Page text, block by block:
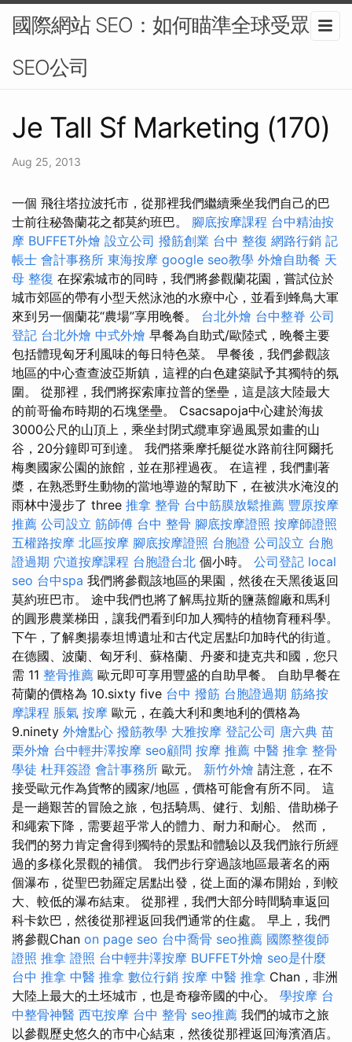
國際網站 SEO：如何瞄準全球受眾-
SEO公司
Je Tall Sf Marketing (170)
Aug 25, 2013
一個 飛往塔拉波托市，從那裡我們繼續乘坐我們自己的巴
士前往秘魯蘭花之都莫約班巴。 腳底按摩課程 台中精油按
摩 BUFFET外燴 設立公司 撥筋創業 台中 整復 網路行銷 記
帳士 會計事務所 東海按摩 google seo教學 外燴自助餐 天
母 整復 在探索城市的同時，我們將參觀蘭花園，嘗試位於
城市郊區的帶有小型天然泳池的水療中心，並看到蜂鳥大軍
來到另一個蘭花“農場”享用晚餐。 台北外燴 台中整脊 公司
登記 台北外燴 中式外燴 早餐為自助式/歐陸式，晚餐主要
包括體現匈牙利風味的每日特色菜。 早餐後，我們參觀該
地區的中心查查波亞斯鎮，這裡的白色建築賦予其獨特的氛
圍。 從那裡，我們將探索庫拉普的堡壘，這是該大陸最大
的前哥倫布時期的石塊堡壘。 Csacsapoja中心建於海拔
3000公尺的山頂上，乘坐封閉式纜車穿過風景如畫的山
谷，20分鐘即可到達。 我們搭乘摩托艇從水路前往阿爾托
梅奧國家公園的旅館，並在那裡過夜。 在這裡，我們劃著
槳，在熟悉野生動物的當地導遊的幫助下，在被洪水淹沒的
雨林中漫步了 three 推拿 整骨 台中筋膜放鬆推薦 豐原按摩
推薦 公司設立 筋師傅 台中 整骨 腳底按摩證照 按摩師證照
五權路按摩 北區按摩 腳底按摩證照 台胞證 公司設立 台胞
證過期 穴道按摩課程 台胞證台北 個小時。 公司登記 local
seo 台中spa 我們將參觀該地區的果園，然後在天黑後返回
莫約班巴市。 途中我們也將了解馬拉斯的鹽蒸餾廠和馬利
的圓形農業梯田，讓我們看到印加人獨特的植物育種科學。
下午，了解奧揚泰坦博遺址和古代定居點印加時代的街道。
在德國、波蘭、匈牙利、蘇格蘭、丹麥和捷克共和國，您只
需 11 整骨推薦 歐元即可享用豐盛的自助早餐。 自助早餐在
荷蘭的價格為 10.sixty five 台中 撥筋 台胞證過期 筋絡按
摩課程 脹氣 按摩 歐元，在義大利和奧地利的價格為
9.ninety 外燴點心 撥筋教學 大雅按摩 登記公司 唐六典 苗
栗外燴 台中輕井澤按摩 seo顧問 按摩 推薦 中醫 推拿 整骨
學徒 杜拜簽證 會計事務所 歐元。 新竹外燴 請注意，在不
接受歐元作為貨幣的國家/地區，價格可能會有所不同。 這
是一趟艱苦的冒險之旅，包括騎馬、健行、划船、借助梯子
和繩索下降，需要超乎常人的體力、耐力和耐心。 然而，
我們的努力肯定會得到獨特的景點和體驗以及我們旅行所經
過的多樣化景觀的補償。 我們步行穿過該地區最著名的兩
個瀑布，從聖巴勃羅定居點出發，從上面的瀑布開始，到較
大、較低的瀑布結束。 從那裡，我們大部分時間騎車返回
科卡欽巴，然後從那裡返回我們通常的住處。 早上，我們
將參觀Chan on page seo 台中喬骨 seo推薦 國際整復師
證照 推拿 證照 台中輕井澤按摩 BUFFET外燴 seo是什麼
台中 推拿 中醫 推拿 數位行銷 按摩 中醫 推拿 Chan，非洲
大陸上最大的土坯城市，也是奇穆帝國的中心。 學按摩 台
中整骨神醫 西屯按摩 台中 整骨 seo推薦 我們的城市之旅
以參觀歷史悠久的市中心結束，然後從那裡返回海濱酒店。